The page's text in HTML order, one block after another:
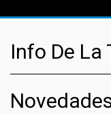
Info De La